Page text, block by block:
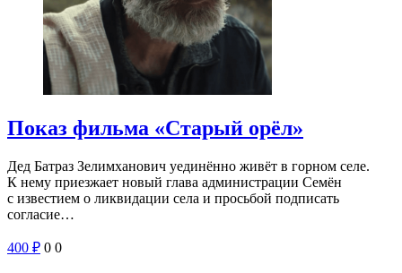
Показ фильма «Старый орёл»
Дед Батраз Зелимханович уединённо живёт в горном селе.
К нему приезжает новый глава администрации Семён
с известием о ликвидации села и просьбой подписать
согласие…
400 ₽ 0 0